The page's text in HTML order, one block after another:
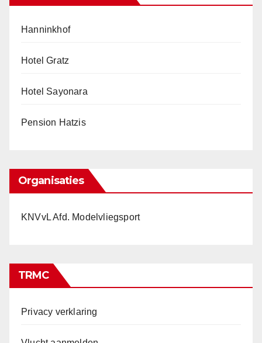
Hanninkhof
Hotel Gratz
Hotel Sayonara
Pension Hatzis
Organisaties
KNVvL Afd. Modelvliegsport
TRMC
Privacy verklaring